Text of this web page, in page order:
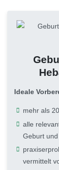
Ideale
mehr als
alle
Geburt
vermittelt